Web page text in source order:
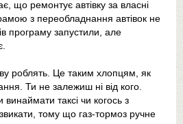
що ремонтує автівку за власні
з переобладнання автівок не
програму запустили, але
роблять. Це таким хлопцям, як
Ти не залежиш ні від кого.
таксі чи когось з
тому що газ-тормоз ручне